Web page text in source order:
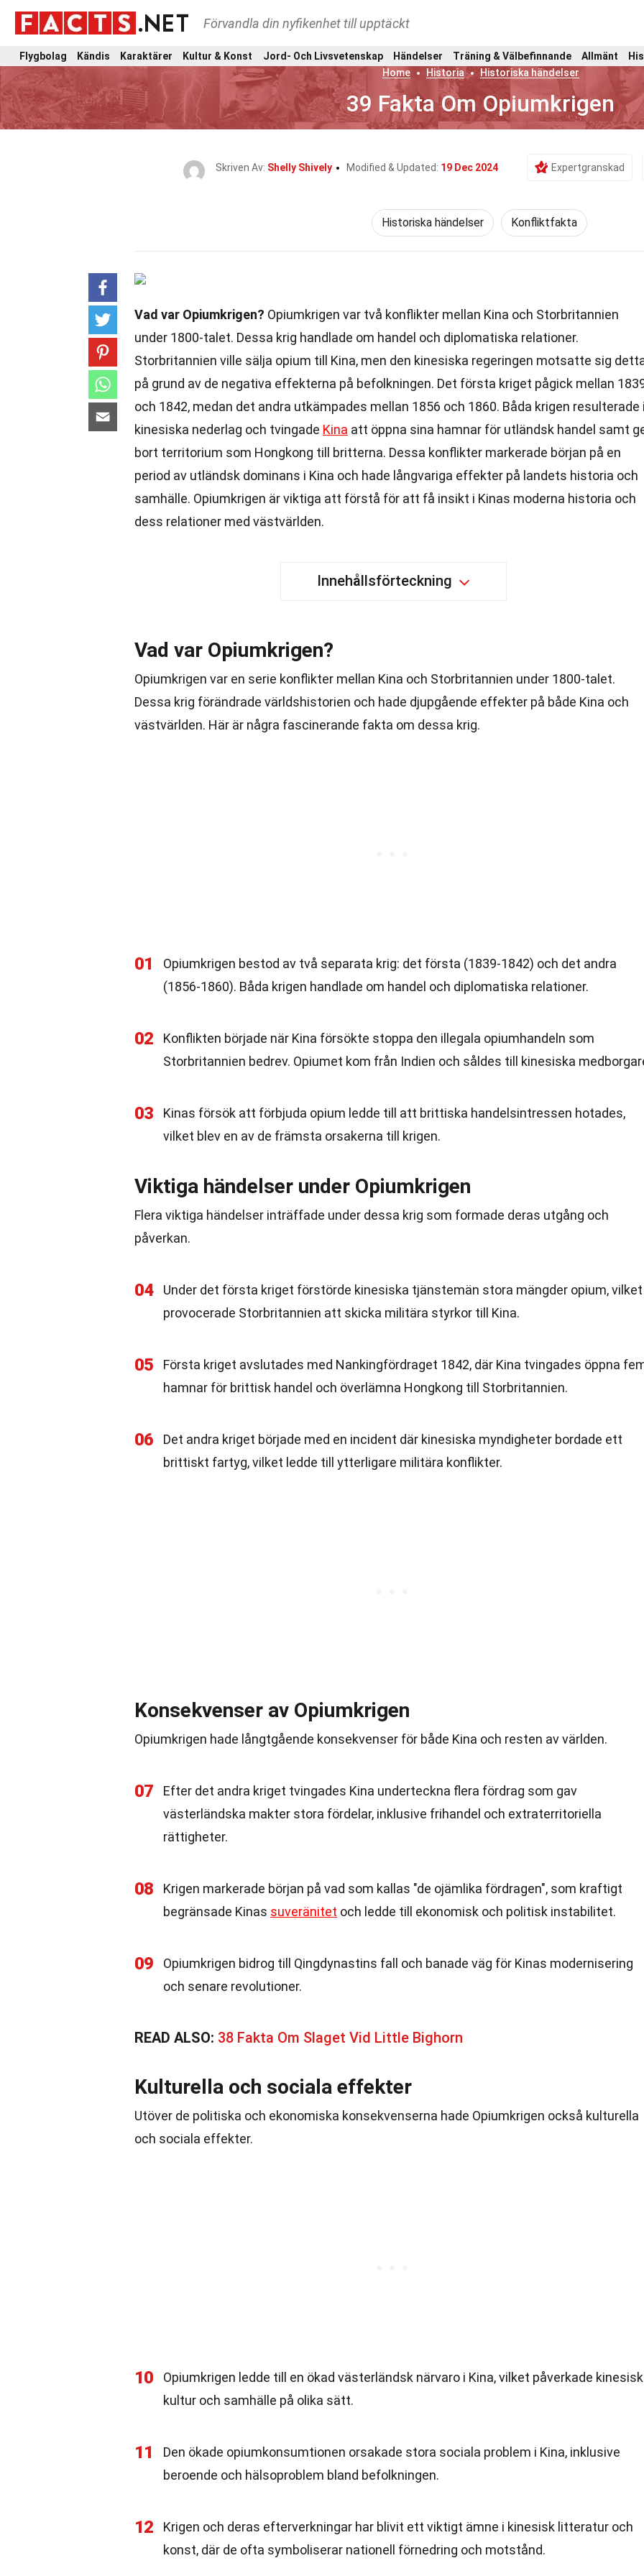
Förvandla din nyfikenhet till upptäckt
Flygbolag Kändis Karaktärer Kultur & Konst Jord- Och Livsvetenskap Händelser Träning & Välbefinnande Allmänt
Home
Historia Historiska händelser
39 Fakta Om Opiumkrigen
Skriven Av: Shelly Shively Modified & Updated: 19 Dec 2024 Expertgranskad
Historiska händelser Konfliktfakta
Vad var Opiumkrigen? Opiumkrigen var två konflikter mellan Kina och Storbritannien
under 1800-talet. Dessa krig handlade om handel och diplomatiska relationer.
Storbritannien ville sälja opium till Kina, men den kinesiska regeringen motsatte sig
på grund av de negativa effekterna på befolkningen. Det första kriget pågick mellan
och 1842, medan det andra utkämpades mellan 1856 och 1860. Båda krigen resulterade
kinesiska nederlag och tvingade Kina att öppna sina hamnar för utländsk handel samt
bort territorium som Hongkong till britterna. Dessa konflikter markerade början på en
period av utländsk dominans i Kina och hade långvariga effekter på landets historia och
samhälle. Opiumkrigen är viktiga att förstå för att få insikt i Kinas moderna historia och
dess relationer med västvärlden.
Innehållsförteckning
Vad var Opiumkrigen?
Opiumkrigen var en serie konflikter mellan Kina och Storbritannien under 1800-talet.
Dessa krig förändrade världshistorien och hade djupgående effekter på både Kina och
västvärlden. Här är några fascinerande fakta om dessa krig.
01
Opiumkrigen bestod av två separata krig: det första (1839-1842) och det andra
(1856-1860). Båda krigen handlade om handel och diplomatiska relationer.
02
Konflikten började när Kina försökte stoppa den illegala opiumhandeln som
Storbritannien bedrev. Opiumet kom från Indien och såldes till kinesiska
03
Kinas försök att förbjuda opium ledde till att brittiska handelsintressen hotades,
vilket blev en av de främsta orsakerna till krigen.
Viktiga händelser under Opiumkrigen
Flera viktiga händelser inträffade under dessa krig som formade deras utgång och
påverkan.
04
Under det första kriget förstörde kinesiska tjänstemän stora mängder opium, vilket
provocerade Storbritannien att skicka militära styrkor till Kina.
05
Första kriget avslutades med Nankingfördraget 1842, där Kina tvingades öppna
hamnar för brittisk handel och överlämna Hongkong till Storbritannien.
06
Det andra kriget började med en incident där kinesiska myndigheter bordade ett
brittiskt fartyg, vilket ledde till ytterligare militära konflikter.
Konsekvenser av Opiumkrigen
Opiumkrigen hade långtgående konsekvenser för både Kina och resten av världen.
07
Efter det andra kriget tvingades Kina underteckna flera fördrag som gav
västerländska makter stora fördelar, inklusive frihandel och extraterritoriella
rättigheter.
08
Krigen markerade början på vad som kallas "de ojämlika fördragen", som kraftigt
begränsade Kinas suveränitet och ledde till ekonomisk och politisk instabilitet.
09
Opiumkrigen bidrog till Qingdynastins fall och banade väg för Kinas modernisering
och senare revolutioner.
READ ALSO: 38 Fakta Om Slaget Vid Little Bighorn
Kulturella och sociala effekter
Utöver de politiska och ekonomiska konsekvenserna hade Opiumkrigen också kulturella
och sociala effekter.
10
Opiumkrigen ledde till en ökad västerländsk närvaro i Kina, vilket påverkade kinesisk
kultur och samhälle på olika sätt.
11
Den ökade opiumkonsumtionen orsakade stora sociala problem i Kina, inklusive
beroende och hälsoproblem bland befolkningen.
12
Krigen och deras efterverkningar har blivit ett viktigt ämne i kinesisk litteratur och
konst, där de ofta symboliserar nationell förnedring och motstånd.